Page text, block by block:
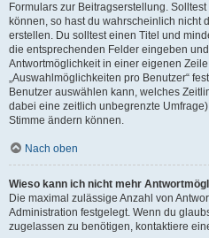
Formulars zur Beitragserstellung.
können, so hast du wahrscheinlich nicht
erstellen. Du solltest einen Titel und
die entsprechenden Felder eingeben
Antwortmöglichkeit in einer eigenen
„Auswahlmöglichkeiten pro Benutzer“
Benutzer auswählen kann, welches
dabei eine zeitlich unbegrenzte
Stimme ändern können.
Nach oben
Wieso kann ich nicht mehr
Die maximal zulässige Anzahl von
Administration festgelegt. Wenn du
zugelassen zu benötigen, kontaktiere